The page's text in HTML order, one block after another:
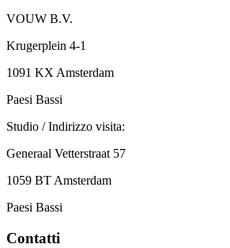
VOUW B.V.
Krugerplein 4-1
1091 KX Amsterdam
Paesi Bassi
Studio / Indirizzo visita:
Generaal Vetterstraat 57
1059 BT Amsterdam
Paesi Bassi
Contatti